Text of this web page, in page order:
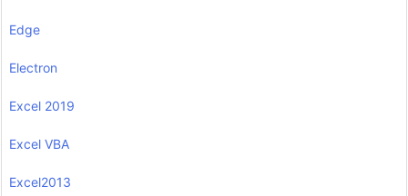
Edge
Electron
Excel 2019
Excel VBA
Excel2013